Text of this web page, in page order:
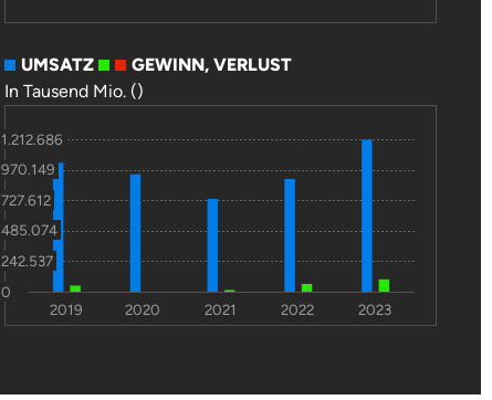
UMSATZ
GEWINN, VERLUST
In Tausend Mio. ()
2019 2020 2021 2022 2023
1.212.686
970.149
727.612
485.074
242.537
0